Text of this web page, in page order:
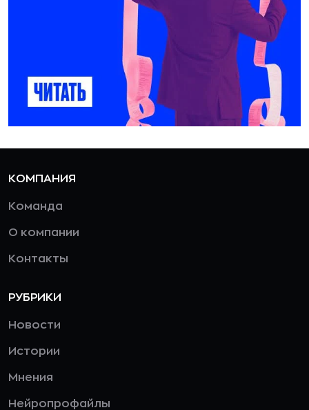
КОМПАНИЯ
Команда
О компании
Контакты
РУБРИКИ
Новости
Истории
Мнения
Нейропрофайлы